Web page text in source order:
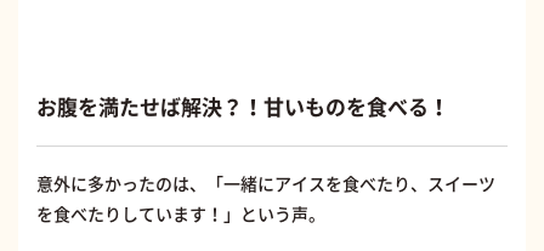
お腹を満たせば解決？！甘いものを食べる！
意外に多かったのは、「一緒にアイスを食べたり、スイーツ
を食べたりしています！」という声。